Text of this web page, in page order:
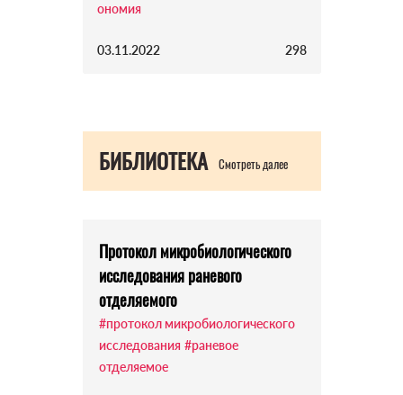
ономия
03.11.2022 298
БИБЛИОТЕКА Смотреть далее
Протокол микробиологического
исследования раневого
отделяемого
#протокол микробиологического
исследования #раневое
отделяемое